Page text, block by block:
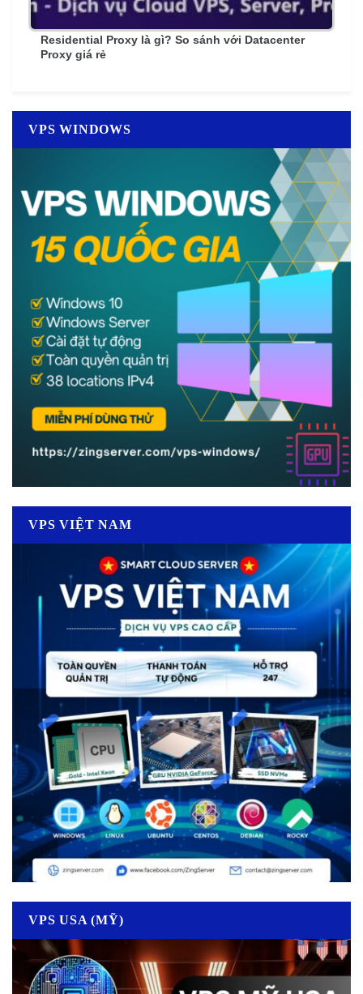
Residential Proxy là gì? So sánh với Datacenter
Proxy giá rẻ
VPS WINDOWS
VPS VIỆT NAM
VPS USA (MỸ)